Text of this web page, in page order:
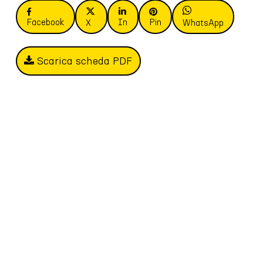
Facebook X In Pin WhatsApp
Scarica scheda PDF